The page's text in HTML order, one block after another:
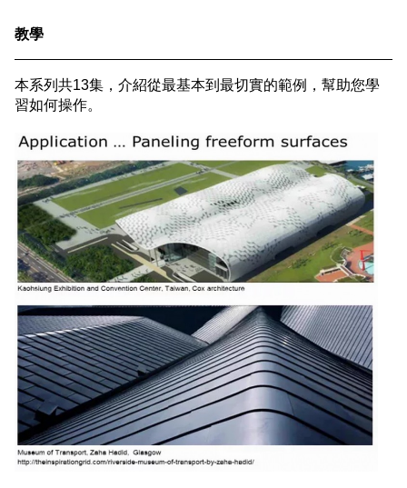
教學
本系列共13集，介紹從最基本到最切實的範例，幫助您學
習如何操作。